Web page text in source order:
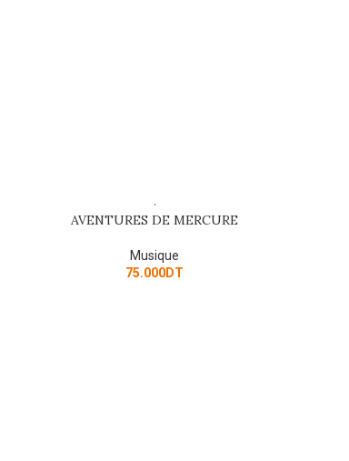
ADD TO CARTAVENTURES DE MERCURE
Musique
75.000DT